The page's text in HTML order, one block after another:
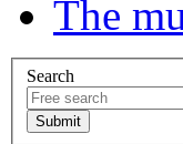
The
Search